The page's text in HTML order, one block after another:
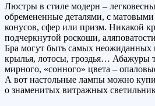
Люстры в стиле модерн –
обремененные деталями, с
конусов, сфер или призм. Никакой
подчеркнутой роскоши,
Бра могут быть самых неожиданных
крылья, лотосы, гроздья… Абажуры
мирного, «сонного» цвета –
А вот настольные лампы можно
о знаменитых витражных